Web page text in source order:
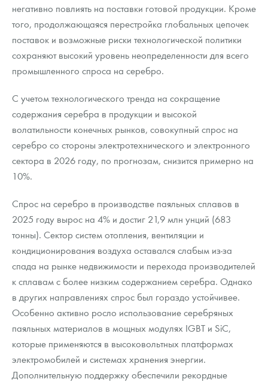
негативно повлиять на поставки готовой продукции. Кроме
того, продолжающаяся перестройка глобальных цепочек
поставок и возможные риски технологической политики
сохраняют высокий уровень неопределенности для всего
промышленного спроса на серебро.
С учетом технологического тренда на сокращение
содержания серебра в продукции и высокой
волатильности конечных рынков, совокупный спрос на
серебро со стороны электротехнического и электронного
сектора в 2026 году, по прогнозам, снизится примерно на
10%.
Спрос на серебро в производстве паяльных сплавов в
2025 году вырос на 4% и достиг 21,9 млн унций (683
тонны). Сектор систем отопления, вентиляции и
кондиционирования воздуха оставался слабым из-за
спада на рынке недвижимости и перехода производителей
к сплавам с более низким содержанием серебра. Однако
в других направлениях спрос был гораздо устойчивее.
Особенно активно росло использование серебряных
паяльных материалов в мощных модулях IGBT и SiC,
которые применяются в высоковольтных платформах
электромобилей и системах хранения энергии.
Дополнительную поддержку обеспечили рекордные